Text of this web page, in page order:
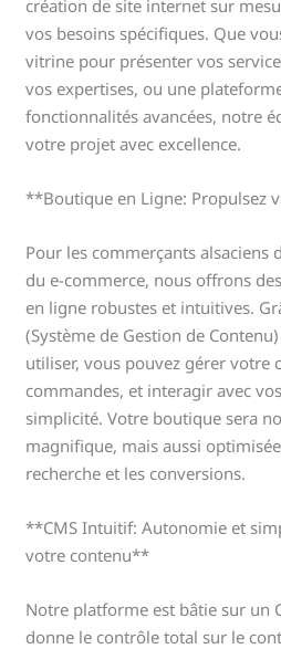
création de site internet sur
vos besoins spécifiques. Que
vitrine pour présenter vos
vos expertises, ou une
fonctionnalités avancées, notre
votre projet avec excellence.
**Boutique en Ligne: Propulsez
Pour les commerçants alsaciens
du e-commerce, nous offrons
en ligne robustes et intuitives.
(Système de Gestion de
utiliser, vous pouvez gérer votre
commandes, et interagir avec
simplicité. Votre boutique sera
magnifique, mais aussi
recherche et les conversions.
**CMS Intuitif: Autonomie et
votre contenu**
Notre platforme est bâtie sur un
donne le contrôle total sur le